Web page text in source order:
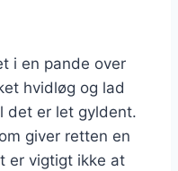
i en pande over
hvidløg og lad
det er let gyldent.
giver retten en
er vigtigt ikke at